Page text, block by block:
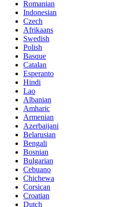
Romanian
Indonesian
Czech
Afrikaans
Swedish
Polish
Basque
Catalan
Esperanto
Hindi
Lao
Albanian
Amharic
Armenian
Azerbaijani
Belarusian
Bengali
Bosnian
Bulgarian
Cebuano
Chichewa
Corsican
Croatian
Dutch